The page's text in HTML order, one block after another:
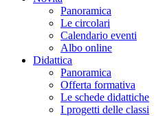
Panoramica
Le circolari
Calendario eventi
Albo online
Didattica
Panoramica
Offerta formativa
Le schede didattiche
I progetti delle classi